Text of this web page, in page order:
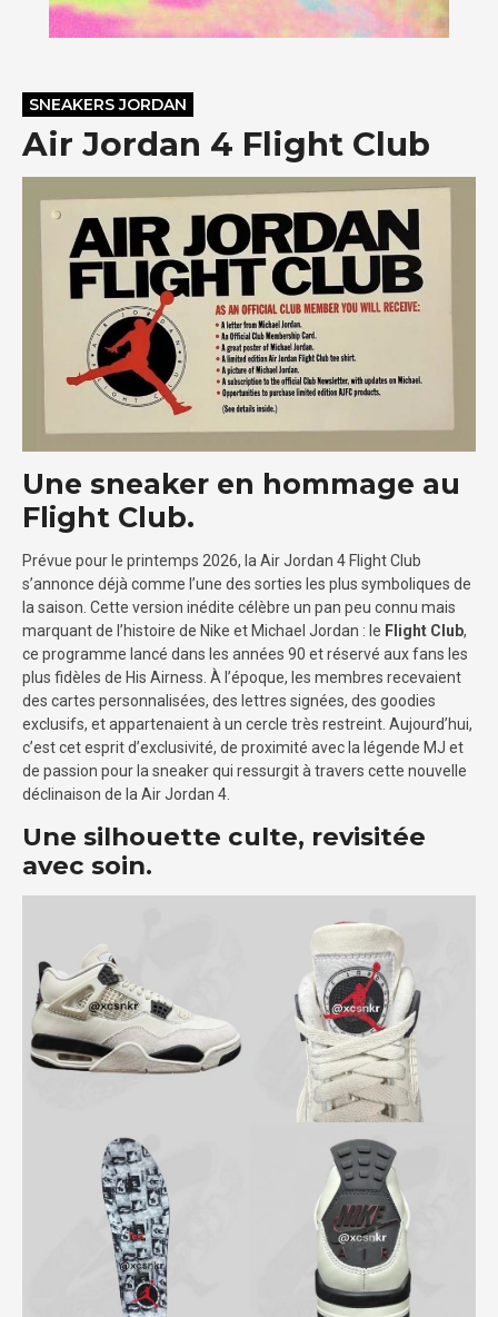
SNEAKERS JORDAN
Air Jordan 4 Flight Club
Une sneaker en hommage au
Flight Club.
Prévue pour le printemps 2026, la Air Jordan 4 Flight Club
s’annonce déjà comme l’une des sorties les plus symboliques de
la saison. Cette version inédite célèbre un pan peu connu mais
marquant de l’histoire de Nike et Michael Jordan : le Flight Club,
ce programme lancé dans les années 90 et réservé aux fans les
plus fidèles de His Airness. À l’époque, les membres recevaient
des cartes personnalisées, des lettres signées, des goodies
exclusifs, et appartenaient à un cercle très restreint. Aujourd’hui,
c’est cet esprit d’exclusivité, de proximité avec la légende MJ et
de passion pour la sneaker qui ressurgit à travers cette nouvelle
déclinaison de la Air Jordan 4.
Une silhouette culte, revisitée
avec soin.